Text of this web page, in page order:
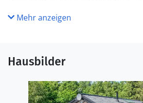
Mehr anzeigen
Hausbilder